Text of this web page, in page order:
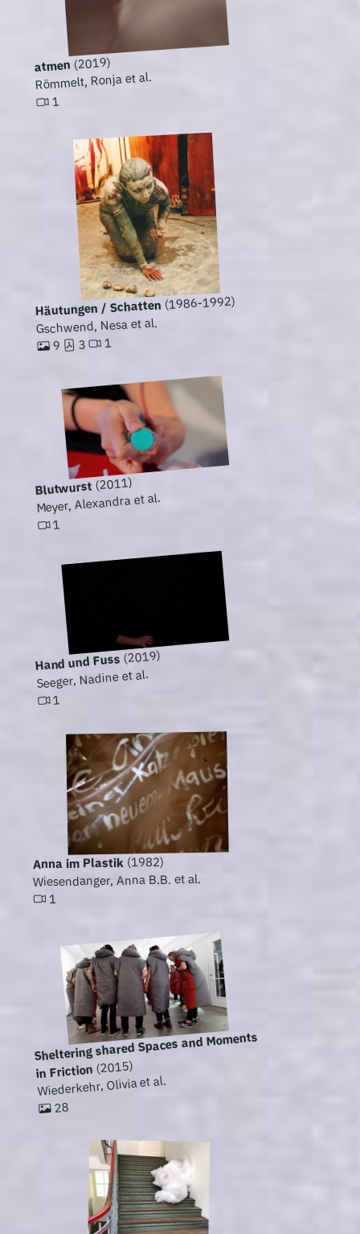
atmen(2019)
Römmelt, Ronja et al.
1
Häutungen / Schatten (1986-1992)
Gschwend, Nesa et al.
9 3 1
Blutwurst(2011)
Meyer, Alexandra et al.
1
Hand und Fuss(2019)
Seeger, Nadine et al.
1
Anna im Plastik (1982)
Wiesendanger, Anna B.B. et al.
1
Sheltering shared Spaces and Moments
in Friction(2015)
Wiederkehr, Olivia et al.
28